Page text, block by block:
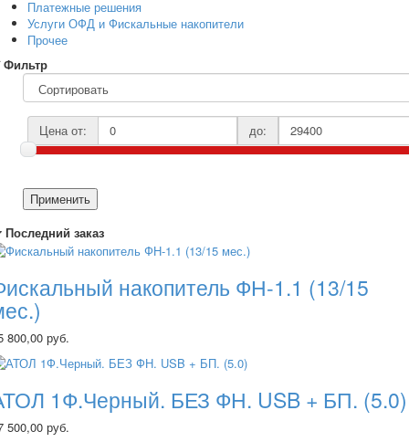
Платежные решения
Услуги ОФД и Фискальные накопители
Прочее
Фильтр
Цена от: до:
Применить
Последний заказ
накопитель ФН-1.1 (13/15
800,00 руб.
1Ф.Черный. БЕЗ ФН. USB + БП. (5.0)
500,00 руб.